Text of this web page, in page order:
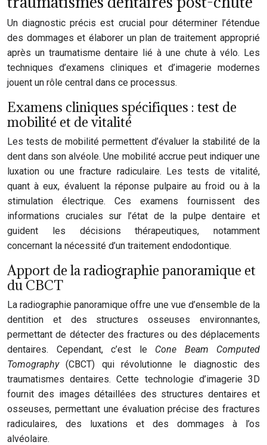
Un diagnostic précis est crucial pour déterminer l’étendue
des dommages et élaborer un plan de traitement approprié
après un traumatisme dentaire lié à une chute à vélo. Les
techniques d’examens cliniques et d’imagerie modernes
jouent un rôle central dans ce processus.
Examens cliniques spécifiques : test de
mobilité et de vitalité
Les tests de mobilité permettent d’évaluer la stabilité de la
dent dans son alvéole. Une mobilité accrue peut indiquer une
luxation ou une fracture radiculaire. Les tests de vitalité,
quant à eux, évaluent la réponse pulpaire au froid ou à la
stimulation électrique. Ces examens fournissent des
informations cruciales sur l’état de la pulpe dentaire et
guident les décisions thérapeutiques, notamment
concernant la nécessité d’un traitement endodontique.
Apport de la radiographie panoramique et
du CBCT
La radiographie panoramique offre une vue d’ensemble de la
dentition et des structures osseuses environnantes,
permettant de détecter des fractures ou des déplacements
dentaires. Cependant, c’est le Cone Beam Computed
Tomography(CBCT) qui révolutionne le diagnostic des
traumatismes dentaires. Cette technologie d’imagerie 3D
fournit des images détaillées des structures dentaires et
osseuses, permettant une évaluation précise des fractures
radiculaires, des luxations et des dommages à l’os
alvéolaire.